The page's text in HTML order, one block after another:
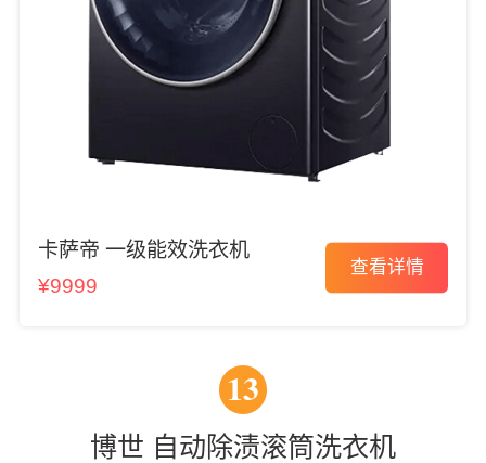
卡萨帝 一级能效洗衣机
¥9999
查看详情
13
博世 自动除渍滚筒洗衣机